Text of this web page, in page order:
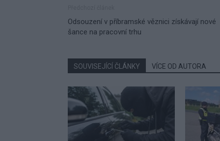
Odsouzení v příbramské věznici získávají nové
šance na pracovní trhu
SOUVISEJÍCÍ ČLÁNKY VÍCE OD AUTORA